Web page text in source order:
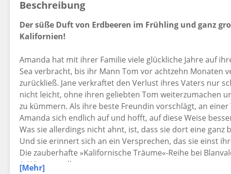
Beschreibung
Der süße Duft von Erdbeeren im Frühling und ganz
Kalifornien!
Amanda hat mit ihrer Familie viele glückliche Jahre auf
Sea verbracht, bis ihr Mann Tom vor achtzehn Monaten
zurückließ. Jane verkraftet den Verlust ihres Vaters nur
nicht leicht, ohne ihren geliebten Tom weiterzumachen
zu kümmern. Als ihre beste Freundin vorschlägt, an
Amanda sich endlich auf und hofft, auf diese Weise
Was sie allerdings nicht ahnt, ist, dass sie dort eine ganz
Und sie erinnert sich an ein Versprechen, das sie einst
Die zauberhafte »Kalifornische Träume«-Reihe bei
1. Wintervanille
[Mehr]